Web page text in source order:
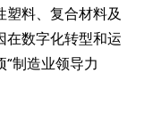
塑料、复合材料及
在数字化转型和运
制造业领导力